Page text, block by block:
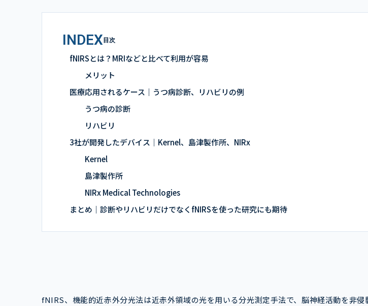
INDEX 目次
fNIRSとは？MRIなどと比べて利用が容易
メリット
医療応用されるケース｜うつ病診断、リハビリの例
うつ病の診断
リハビリ
3社が開発したデバイス｜Kernel、島津製作所、NIRx
Kernel
島津製作所
NIRx Medical Technologies
まとめ｜診断やリハビリだけでなくfNIRSを使った研究にも期待
fNIRS、機能的近赤外分光法は近赤外領域の光を用いる分光測定手法で、脳神経活動を非侵